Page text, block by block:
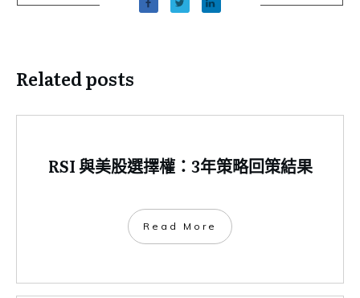
Related posts
RSI 與美股選擇權：3年策略回策結果
​Read More